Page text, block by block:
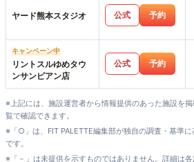
ヤード熊本スタジオ 公式 予約
キャンペーン中
リントスルゆめタウ
ンサンピアン店
公式 予約
※上記には、施設運営者から情報提供のあった施設を
覧で確認できます。
※「○」は、FIT PALETTE編集部が独自の調査・基準
です。
※「－」は未提供を示すものではありません。詳細は